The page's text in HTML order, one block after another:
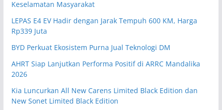
Keselamatan Masyarakat
LEPAS E4 EV Hadir dengan Jarak Tempuh 600 KM, Harga
Rp339 Juta
BYD Perkuat Ekosistem Purna Jual Teknologi DM
AHRT Siap Lanjutkan Performa Positif di ARRC Mandalika
2026
Kia Luncurkan All New Carens Limited Black Edition dan
New Sonet Limited Black Edition